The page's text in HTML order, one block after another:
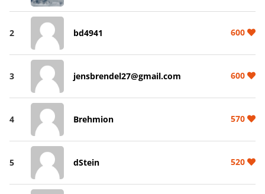
2 bd4941 600
3 jensbrendel27@gmail.com 600
4 Brehmion 570
5 dStein 520